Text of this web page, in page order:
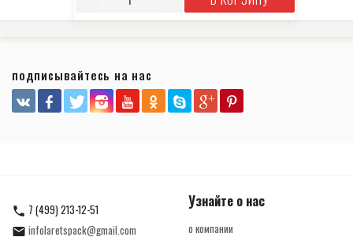
подписывайтесь на нас
7 (499) 213-12-51
infolaretspack@gmail.com
Узнайте о нас
о компании